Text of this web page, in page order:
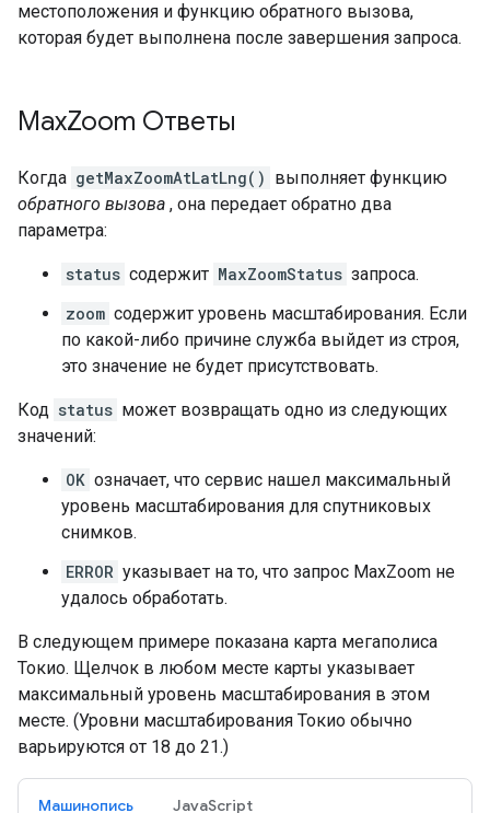
местоположения и функцию обратного вызова,
которая будет выполнена после завершения запроса.
MaxZoom Ответы
Когда getMaxZoomAtLatLng() выполняет функцию
обратного вызова , она передает обратно два
параметра:
status содержит MaxZoomStatus запроса.
zoom содержит уровень масштабирования. Если
по какой-либо причине служба выйдет из строя,
это значение не будет присутствовать.
Код status может возвращать одно из следующих
значений:
OK означает, что сервис нашел максимальный
уровень масштабирования для спутниковых
снимков.
ERROR указывает на то, что запрос MaxZoom не
удалось обработать.
В следующем примере показана карта мегаполиса
Токио. Щелчок в любом месте карты указывает
максимальный уровень масштабирования в этом
месте. (Уровни масштабирования Токио обычно
варьируются от 18 до 21.)
Машинопись JavaScript